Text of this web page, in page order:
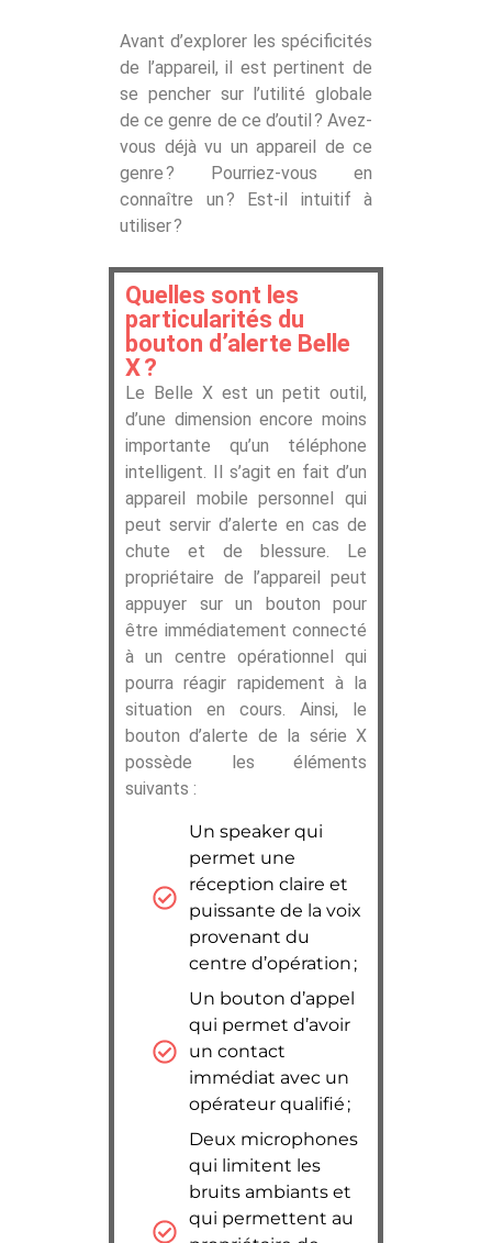
Avant d’explorer les spécificités
de l’appareil, il est pertinent de
se pencher sur l’utilité globale
de ce genre de ce d’outil ? Avez-
vous déjà vu un appareil de ce
genre ? Pourriez-vous en
connaître un ? Est-il intuitif à
utiliser ?
Quelles sont les
particularités du
bouton d’alerte Belle
X ?
Le Belle X est un petit outil,
d’une dimension encore moins
importante qu’un téléphone
intelligent. Il s’agit en fait d’un
appareil mobile personnel qui
peut servir d’alerte en cas de
chute et de blessure. Le
propriétaire de l’appareil peut
appuyer sur un bouton pour
être immédiatement connecté
à un centre opérationnel qui
pourra réagir rapidement à la
situation en cours. Ainsi, le
bouton d’alerte de la série X
possède les éléments
suivants :
Un speaker qui
permet une
réception claire et
puissante de la voix
provenant du
centre d’opération ;
Un bouton d’appel
qui permet d’avoir
un contact
immédiat avec un
opérateur qualifié ;
Deux microphones
qui limitent les
bruits ambiants et
qui permettent au